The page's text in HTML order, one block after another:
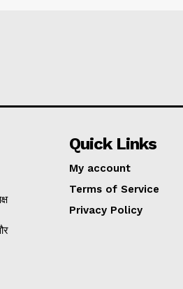
Quick Links
My account
Terms of Service
Privacy Policy